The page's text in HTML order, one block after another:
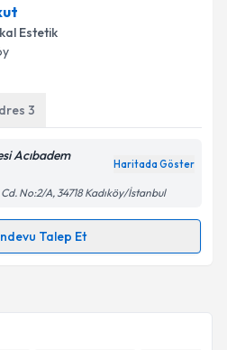
Estetik
3
Acıbadem
Haritada Göster
No:2/A, 34718 Kadıköy/İstanbul
Talep Et
Talebi
ile bilgilendireceğiz.